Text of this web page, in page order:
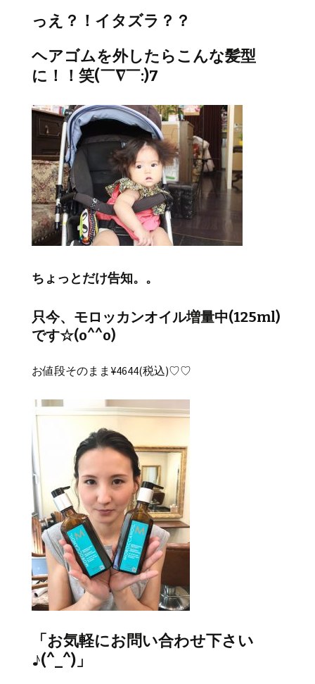
っえ？！イタズラ？？
ヘアゴムを外したらこんな髪型
に！！笑(￣∇￣:)7
ちょっとだけ告知。。
只今、モロッカンオイル増量中(125ml)
です☆(o^^o)
お値段そのまま¥4644(税込)♡♡
「お気軽にお問い合わせ下さい
♪(^_^)」